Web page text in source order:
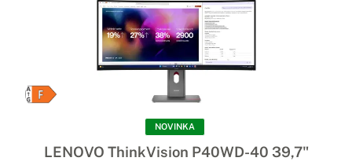
NOVINKA
LENOVO ThinkVision P40WD-40 39,7"